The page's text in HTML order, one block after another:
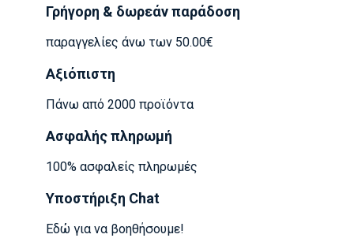
Γρήγορη & δωρεάν παράδοση
παραγγελίες άνω των 50.00€
Αξιόπιστη
Πάνω από 2000 προϊόντα
Ασφαλής πληρωμή
100% ασφαλείς πληρωμές
Υποστήριξη Chat
Εδώ για να βοηθήσουμε!